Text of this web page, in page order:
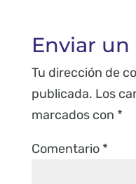
Enviar
Tu dirección de
publicada. Los
marcados con *
Comentario *